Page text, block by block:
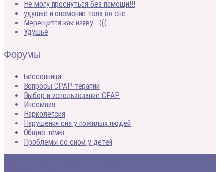
Не могу проснуться без помощи!!!
удушье и онемение тела во сне
Мерещится как наяву… (((
Удушье
Форумы
Бессонница
Вопросы CPAP-терапии
Выбор и использование CPAP
Инсомния
Нарколепсия
Нарушения сна у пожилых людей
Общие темы
Проблемы со сном у детей